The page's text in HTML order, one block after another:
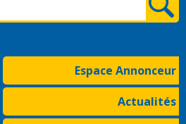
Espace Annonceur
Actualités